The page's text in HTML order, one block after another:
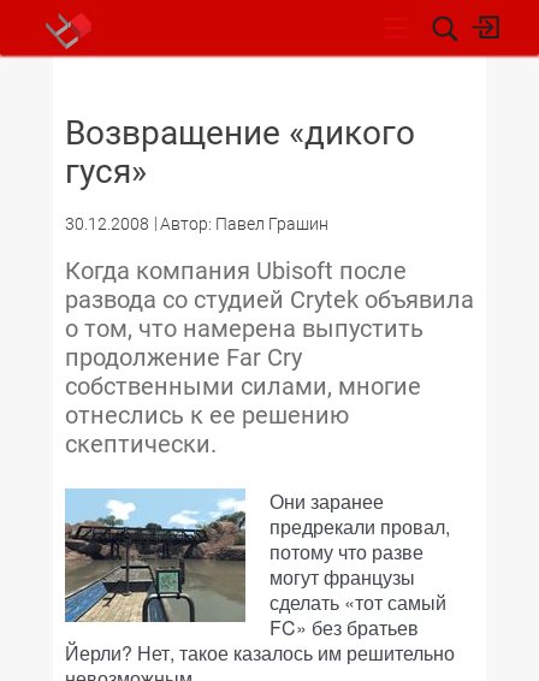
Возвращение «дикого
гуся»
30.12.2008 Автор: Павел Грашин
Когда компания Ubisoft после
развода со студией Crytek объявила
о том, что намерена выпустить
продолжение Far Cry
собственными силами, многие
отнеслись к ее решению
скептически.
Они заранее
предрекали провал,
потому что разве
могут французы
сделать «тот самый
FC» без братьев
Йерли? Нет, такое казалось им решительно